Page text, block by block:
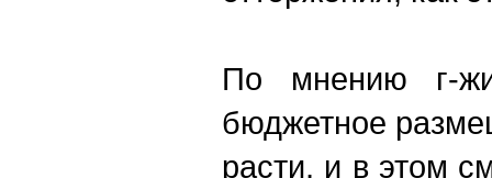
По мнению г-
бюджетное
расти, и в этом